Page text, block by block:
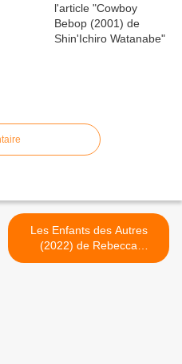
Les Enfants des Autres
(2022) de Rebecca
Zlotowski >